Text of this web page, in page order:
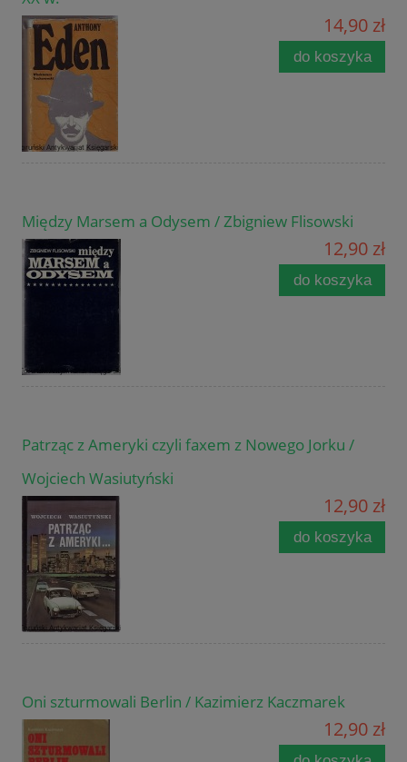
14,90 zł
do koszyka
Między Marsem a Odysem / Zbigniew Flisowski
12,90 zł
do koszyka
Patrząc z Ameryki czyli faxem z Nowego Jorku /
Wojciech Wasiutyński
12,90 zł
do koszyka
Oni szturmowali Berlin / Kazimierz Kaczmarek
12,90 zł